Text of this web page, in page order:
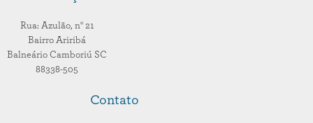
Rua: Azulão, n° 21
Bairro Ariribá
Balneário Camboriú SC
88338-505
Contato